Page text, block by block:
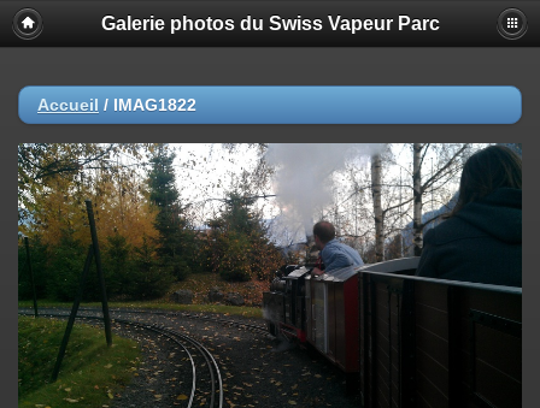
Galerie photos du Swiss Vapeur Parc
Accueil / IMAG1822